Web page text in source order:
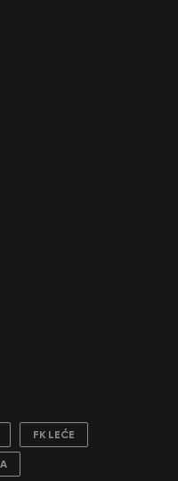
FK LEĆE